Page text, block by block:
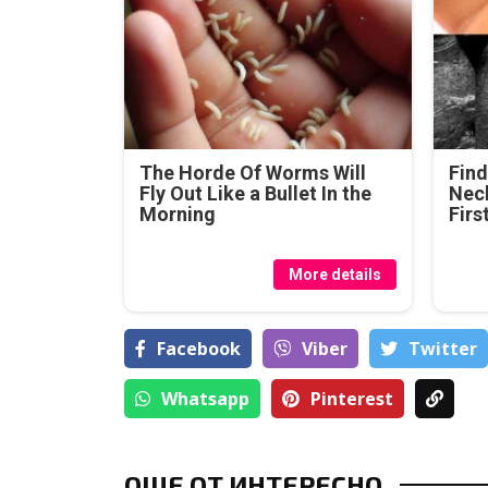
The Horde Of Worms Will
Fly Out Like a Bullet In the
Morning
More details
Facebook Viber Тwitter
Whatsapp Pinterest